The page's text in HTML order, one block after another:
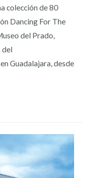
colección de 80
Dancing For The
del Prado,
del
Guadalajara, desde